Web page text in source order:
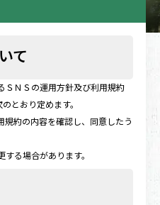
て
ＳＮＳの運用方針及び利用規約
とおり定めます。
約の内容を確認し、同意したう
る場合があります。